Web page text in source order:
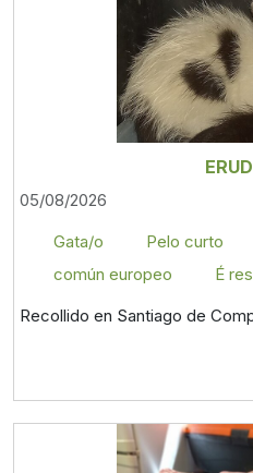
05/08/2026
Gata/o
Pelo curto
común europeo
É
Recollido en Santiago de